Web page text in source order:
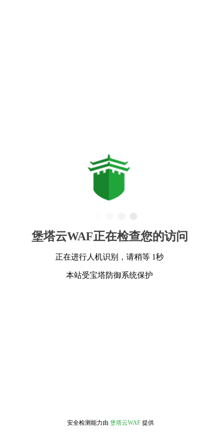
堡塔云WAF正在检查您的访问
正在进行人机识别，请稍等 1秒
本站受宝塔防御系统保护
安全检测能力由 堡塔云WAF 提供